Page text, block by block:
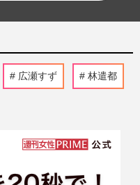
広瀬すず 林遣都